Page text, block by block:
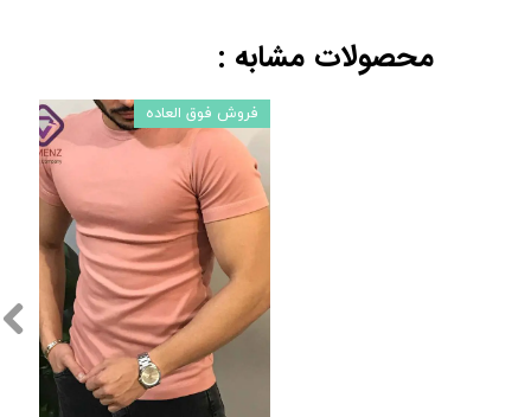
فروش فوق العاده
محصولات مشابه :